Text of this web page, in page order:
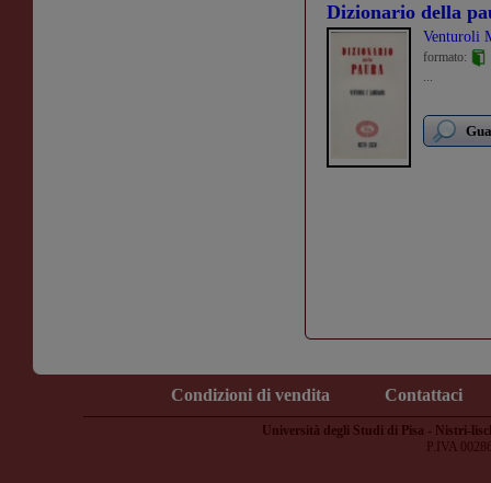
Dizionario della
Venturoli
formato:
...
Condizioni di vendita Contattaci
Università degli Studi di Pisa - Nistri-
P.IVA